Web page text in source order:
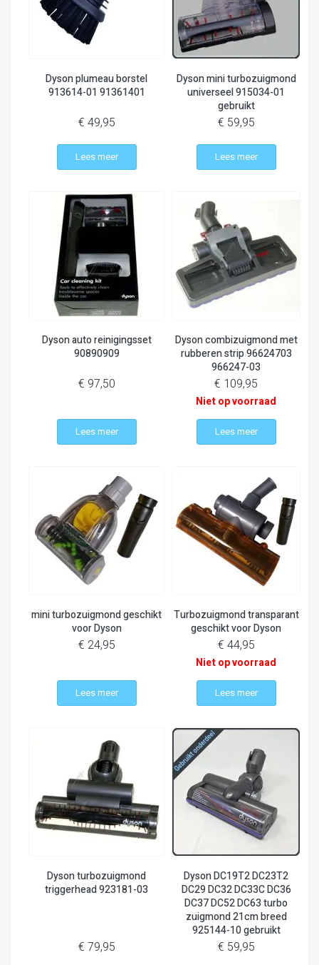
Dyson plumeau borstel
913614-01 91361401
€ 49,95
Lees meer
Dyson mini turbozuigmond
universeel 915034-01
gebruikt
€ 59,95
Lees meer
Dyson auto reinigingsset
90890909
€ 97,50
Lees meer
Dyson combizuigmond met
rubberen strip 96624703
966247-03
€ 109,95
Niet op voorraad
Lees meer
mini turbozuigmond geschikt
voor Dyson
€ 24,95
Lees meer
Turbozuigmond transparant
geschikt voor Dyson
€ 44,95
Niet op voorraad
Lees meer
Dyson turbozuigmond
triggerhead 923181-03
€ 79,95
Dyson DC19T2 DC23T2
DC29 DC32 DC33C DC36
DC37 DC52 DC63 turbo
zuigmond 21cm breed
925144-10 gebruikt
€ 59,95